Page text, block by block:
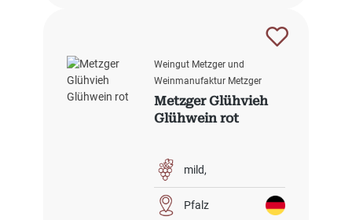
Weingut Metzger und
Weinmanufaktur Metzger
Metzger Glühvieh
Glühwein rot
mild
Pfalz